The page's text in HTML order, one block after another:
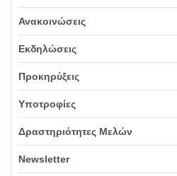
Ανακοινώσεις
Εκδηλώσεις
Προκηρύξεις
Υποτροφίες
Δραστηριότητες Μελών
Newsletter